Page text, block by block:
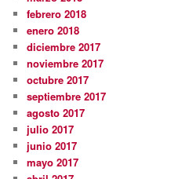
febrero 2018
enero 2018
diciembre 2017
noviembre 2017
octubre 2017
septiembre 2017
agosto 2017
julio 2017
junio 2017
mayo 2017